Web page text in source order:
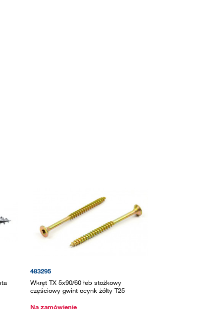
483295
Wkręt TX 5x90/60 łeb stożkowy
częściowy gwint ocynk żółty T25
Na zamówienie